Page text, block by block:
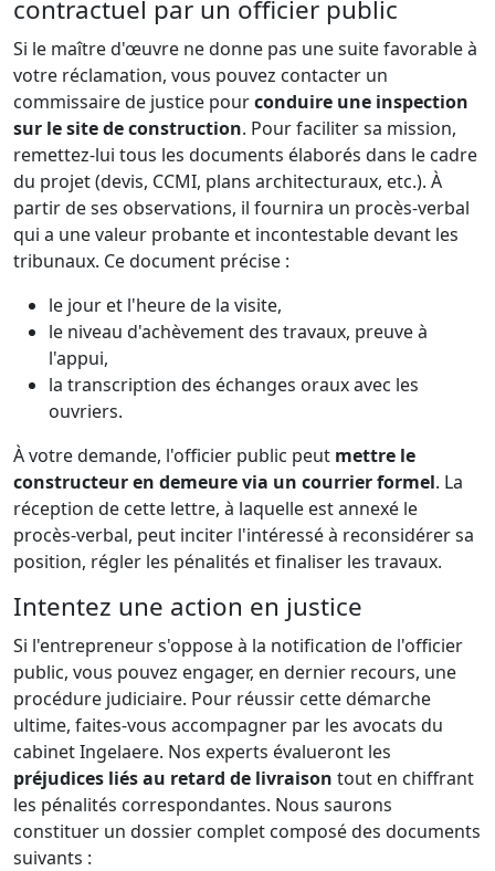
contractuel par un officier public
Si le maître d'œuvre ne donne pas une suite favorable à
votre réclamation, vous pouvez contacter un
commissaire de justice pourconduire une inspection
sur le site de construction. Pour faciliter sa mission,
remettez-lui tous les documents élaborés dans le cadre
du projet (devis, CCMI, plans architecturaux, etc.). À
partir de ses observations, il fournira un procès-verbal
qui a une valeur probante et incontestable devant les
tribunaux. Ce document précise :
le jour et l'heure de la visite,
le niveau d'achèvement des travaux, preuve à
l'appui,
la transcription des échanges oraux avec les
ouvriers.
À votre demande, l'officier public peut mettre le
constructeur en demeure via un courrier formel. La
réception de cette lettre, à laquelle est annexé le
procès-verbal, peut inciter l'intéressé à reconsidérer sa
position, régler les pénalités et finaliser les travaux.
Intentez une action en justice
Si l'entrepreneur s'oppose à la notification de l'officier
public, vous pouvez engager, en dernier recours, une
procédure judiciaire. Pour réussir cette démarche
ultime, faites-vous accompagner par les avocats du
cabinet Ingelaere. Nos experts évalueront les
préjudices liés au retard de livraison tout en chiffrant
les pénalités correspondantes. Nous saurons
constituer un dossier complet composé des documents
suivants :